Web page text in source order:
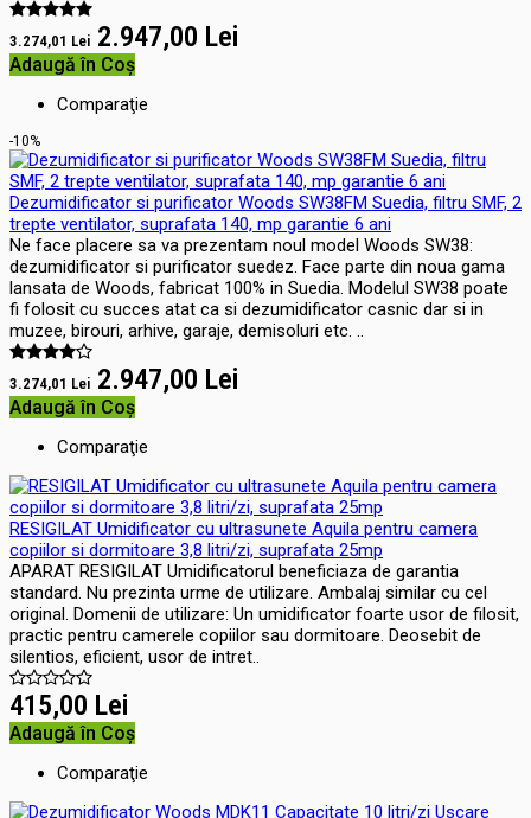
3.274,01 Lei 2.947,00 Lei
Adaugă în Coş
Comparaţie
-10%
Dezumidificator si purificator Woods SW38FM Suedia, filtru SMF, 2
trepte ventilator, suprafata 140, mp garantie 6 ani
Ne face placere sa va prezentam noul model Woods SW38:
dezumidificator si purificator suedez. Face parte din noua gama
lansata de Woods, fabricat 100% in Suedia. Modelul SW38 poate
fi folosit cu succes atat ca si dezumidificator casnic dar si in
muzee, birouri, arhive, garaje, demisoluri etc. ..
3.274,01 Lei 2.947,00 Lei
Adaugă în Coş
Comparaţie
RESIGILAT Umidificator cu ultrasunete Aquila pentru camera
copiilor si dormitoare 3,8 litri/zi, suprafata 25mp
APARAT RESIGILAT Umidificatorul beneficiaza de garantia
standard. Nu prezinta urme de utilizare. Ambalaj similar cu cel
original. Domenii de utilizare: Un umidificator foarte usor de filosit,
practic pentru camerele copiilor sau dormitoare. Deosebit de
silentios, eficient, usor de intret..
415,00 Lei
Adaugă în Coş
Comparaţie